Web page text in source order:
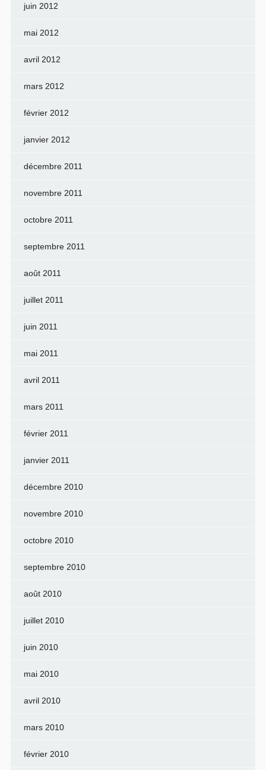
juin 2012
mai 2012
avril 2012
mars 2012
février 2012
janvier 2012
décembre 2011
novembre 2011
octobre 2011
septembre 2011
août 2011
juillet 2011
juin 2011
mai 2011
avril 2011
mars 2011
février 2011
janvier 2011
décembre 2010
novembre 2010
octobre 2010
septembre 2010
août 2010
juillet 2010
juin 2010
mai 2010
avril 2010
mars 2010
février 2010